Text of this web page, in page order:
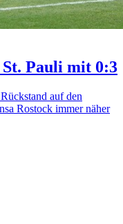
Pauli mit 0:3
auf den
Rostock immer näher